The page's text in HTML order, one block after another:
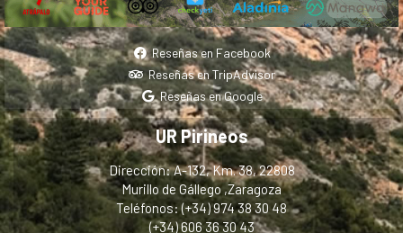
Reseñas en Facebook
Reseñas en TripAdvisor
Reseñas en Google
UR Pirineos
Dirección: A-132, Km. 38, 22808
Murillo de Gállego ,Zaragoza
Teléfonos: (+34) 974 38 30 48
(+34) 606 36 30 43